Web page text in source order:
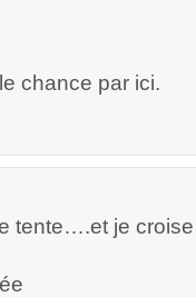
chance par ici.
tente….et je